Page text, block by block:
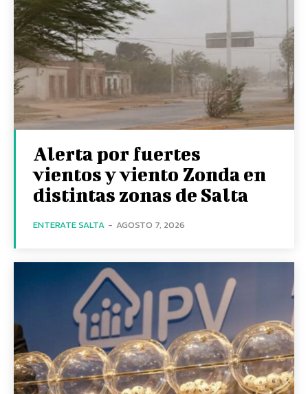
Alerta por fuertes
vientos y viento Zonda en
distintas zonas de Salta
ENTERATE SALTA - AGOSTO 7, 2026